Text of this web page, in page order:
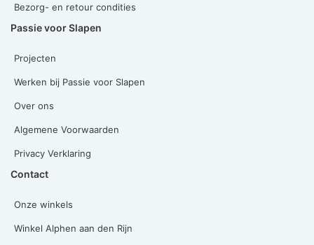
Bezorg- en retour condities
Passie voor Slapen
Projecten
Werken bij Passie voor Slapen
Over ons
Algemene Voorwaarden
Privacy Verklaring
Contact
Onze winkels
Winkel Alphen aan den Rijn